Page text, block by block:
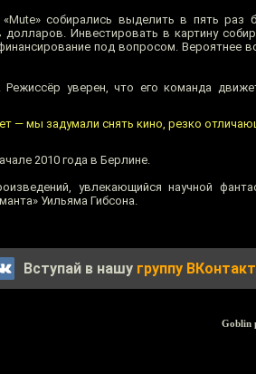
собирались выделить в пять
Инвестировать в картину
под вопросом. Вероятнее
уверен, что его команда
— мы задумали снять кино, резко
2010 года в Берлине.
увлекающийся научной
Уильяма Гибсона.
Вступай в нашу группу
Goblin